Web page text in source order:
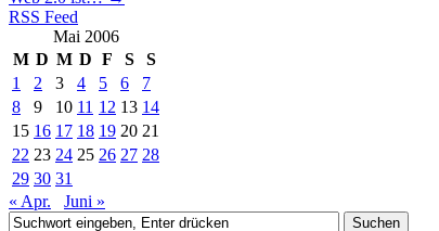
RSS Feed
Mai 2006
M D M D F S
S
1
2 3 4 5 6
7
8
9 10 11 12 13 14
15 16 17 18 19 20 21
22 23 24 25 26 27 28
29 30 31
« Apr.
Juni »